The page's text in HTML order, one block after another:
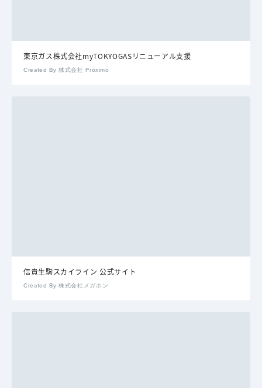
東京ガス株式会社myTOKYOGASリニューアル支援
Created By 株式会社 Proximo
信貴生駒スカイライン 公式サイト
Created By 株式会社メガホン